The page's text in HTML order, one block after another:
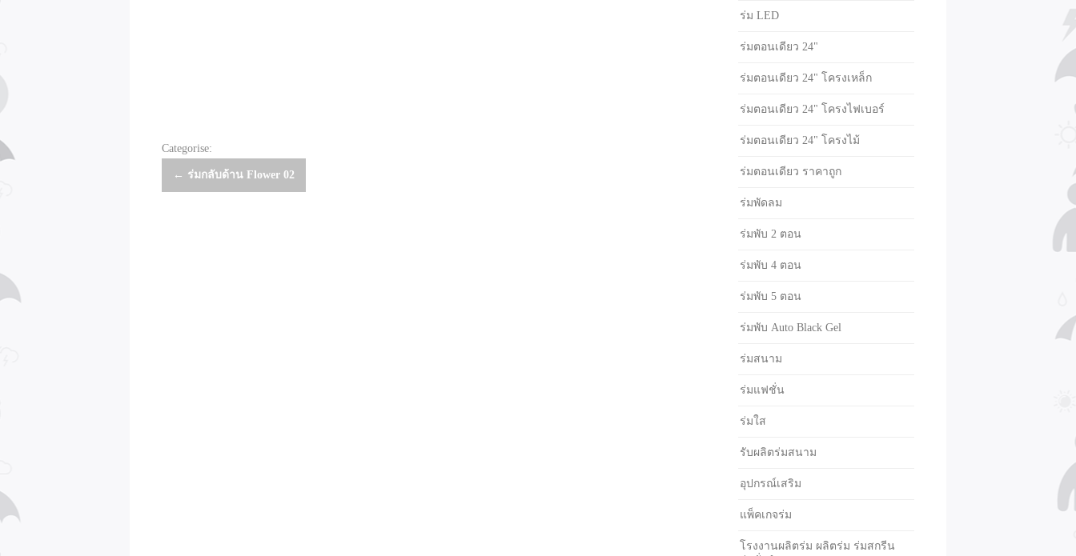
Categorise:
Post
← ร่มกลับด้าน Flower 02
ร่ม LED
ร่มตอนเดียว 24"
ร่มตอนเดียว 24" โครงเหล็ก
ร่มตอนเดียว 24" โครงไฟเบอร์
ร่มตอนเดียว 24" โครงไม้
ร่มตอนเดียว ราคาถูก
ร่มพัดลม
ร่มพับ 2 ตอน
ร่มพับ 4 ตอน
ร่มพับ 5 ตอน
ร่มพับ Auto Black Gel
ร่มสนาม
ร่มแฟชั่น
ร่มใส
รับผลิตร่มสนาม
อุปกรณ์เสริม
แพ็คเกจร่ม
โรงงานผลิตร่ม ผลิตร่ม ร่มสกรีน